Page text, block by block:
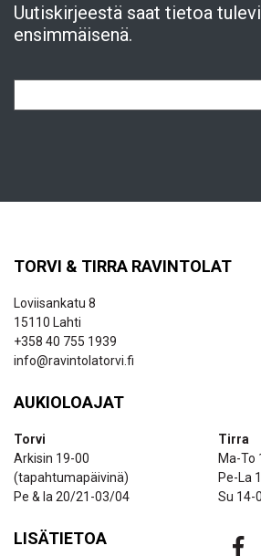
Uutiskirjeestä saat tietoa
ensimmäisenä.
TORVI & TIRRA RAVINTOLAT
Loviisankatu 8
15110 Lahti
+358 40 755 1939
info@ravintolatorvi.fi
AUKIOLOAJAT
Torvi
Arkisin 19-00
(tapahtumapäivinä)
Pe & la 20/21-03/04
Tirra
Ma-To
Pe-La
Su 14-
LISÄTIETOA